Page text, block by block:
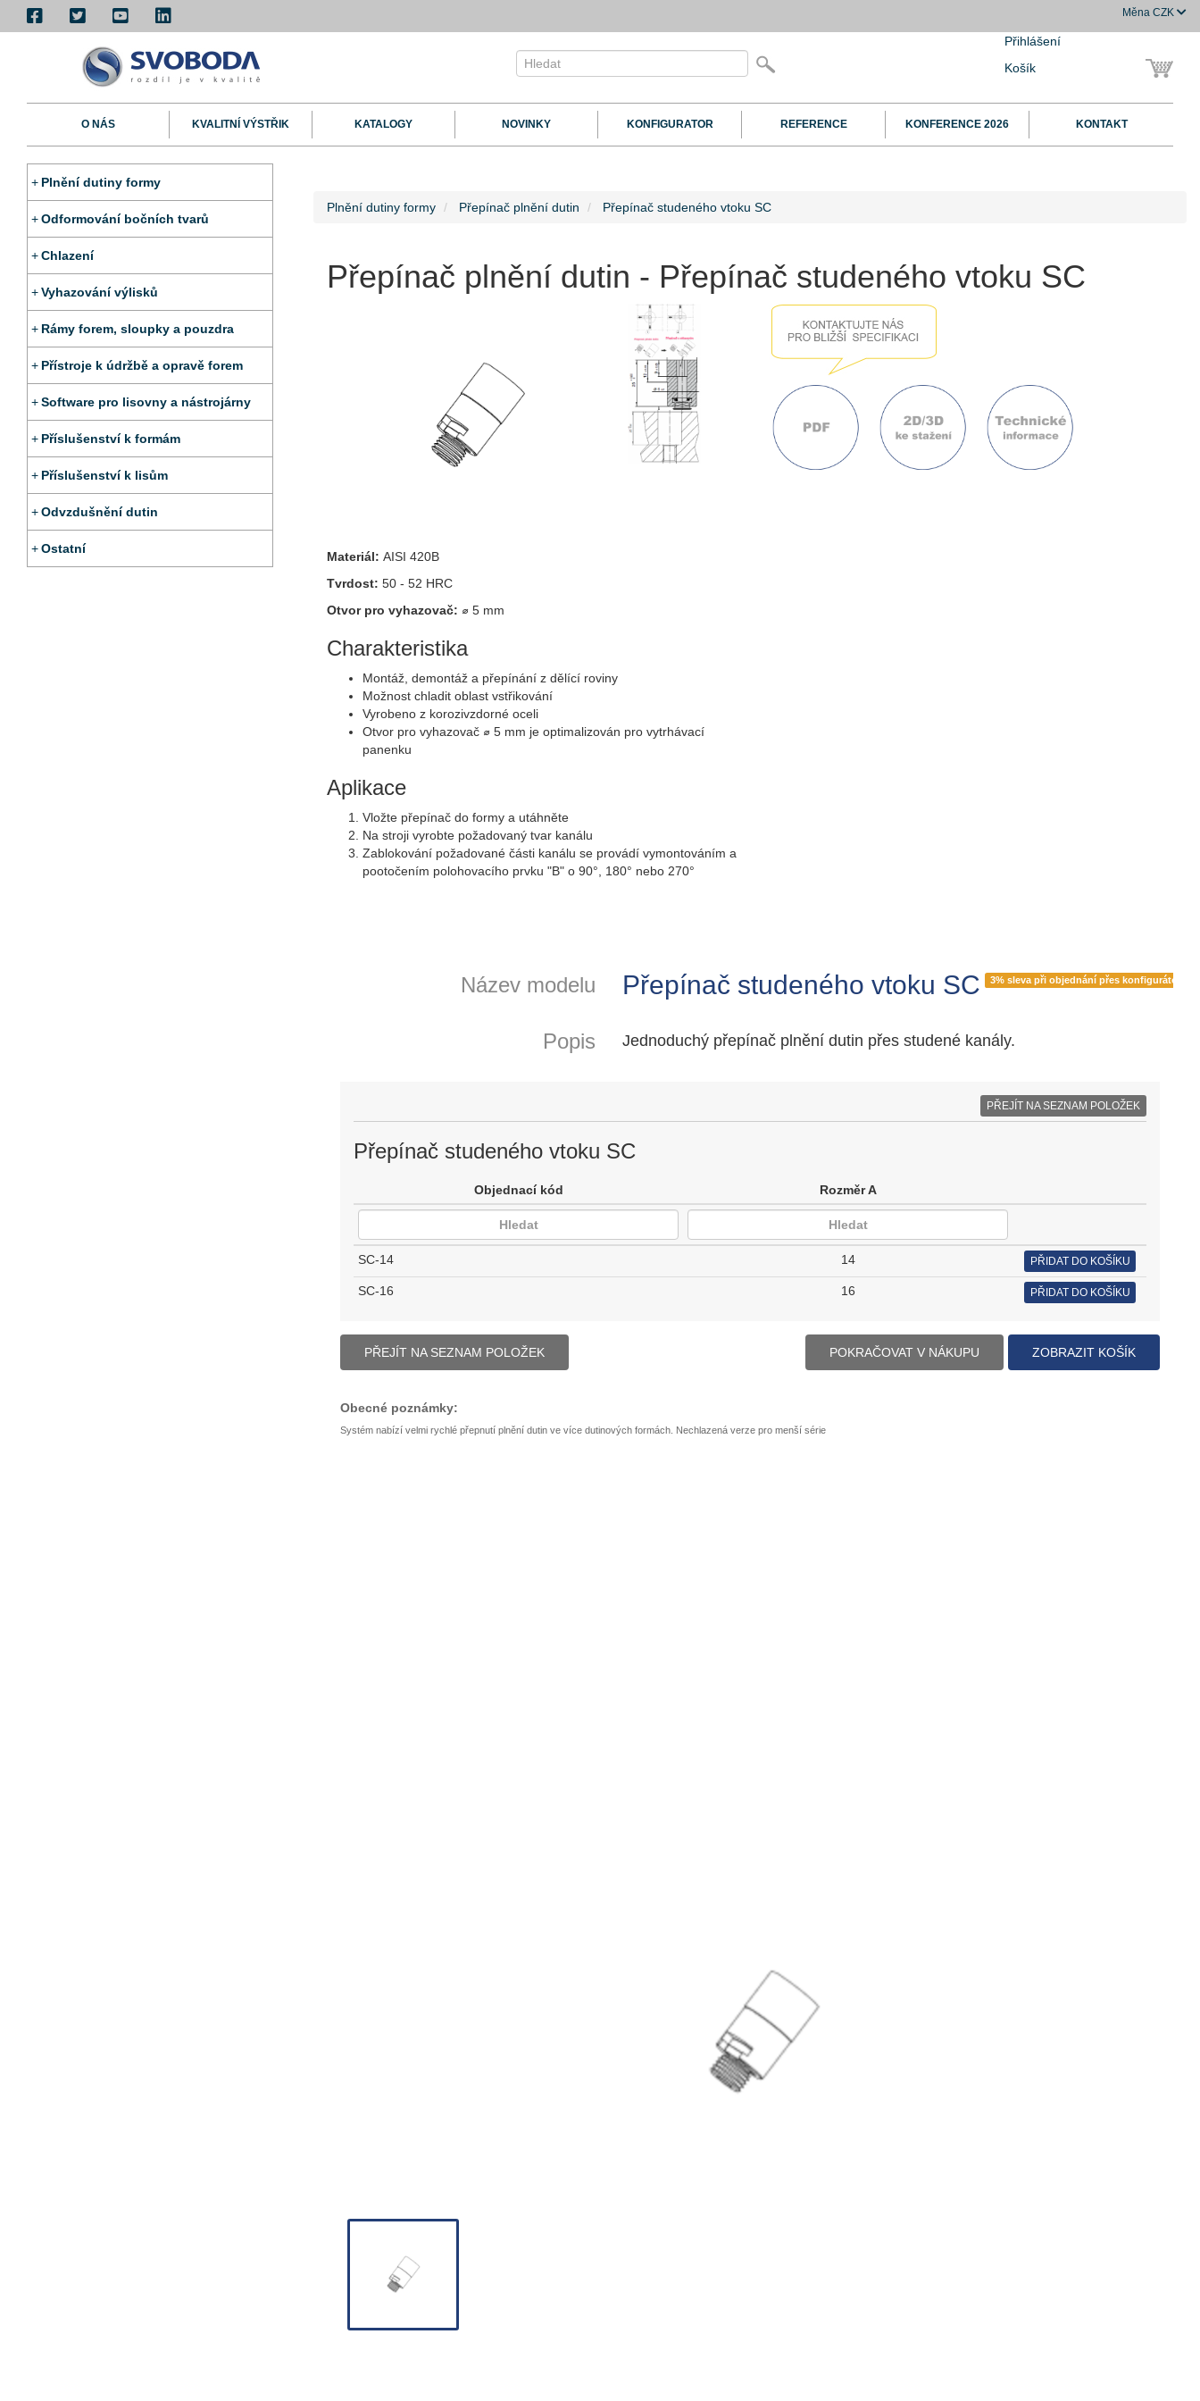
Měna CZK
Přihlášení
Košík
O NÁS KVALITNÍ VÝSTŘIK KATALOGY NOVINKY KONFIGURATOR REFERENCE KONFERENCE 2026 KONTAKT
Plnění dutiny formy
Odformování bočních tvarů
Chlazení
Vyhazování výlisků
Rámy forem, sloupky a pouzdra
Přístroje k údržbě a opravě forem
Software pro lisovny a nástrojárny
Příslušenství k formám
Příslušenství k lisům
Odvzdušnění dutin
Ostatní
Plnění dutiny formy Přepínač plnění dutin Přepínač studeného vtoku SC
Přepínač plnění dutin - Přepínač studeného vtoku SC
Materiál: AISI 420B
Tvrdost: 50 - 52 HRC
Otvor pro vyhazovač: ⌀ 5 mm
Charakteristika
Montáž, demontáž a přepínání z dělící roviny
Možnost chladit oblast vstřikování
Vyrobeno z korozivzdorné oceli
Otvor pro vyhazovač ⌀ 5 mm je optimalizován pro vytrhávací
panenku
Aplikace
Vložte přepínač do formy a utáhněte
Na stroji vyrobte požadovaný tvar kanálu
Zablokování požadované části kanálu se provádí vymontováním a
pootočením polohovacího prvku "B" o 90°, 180° nebo 270°